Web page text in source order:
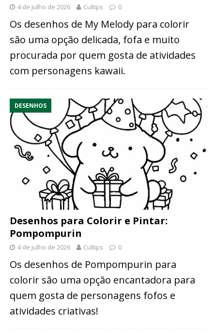
4 de julho de 2026 Cultips 0
Os desenhos de My Melody para colorir
são uma opção delicada, fofa e muito
procurada por quem gosta de atividades
com personagens kawaii.
DESENHOS
Desenhos para Colorir e Pintar:
Pompompurin
4 de julho de 2026 Cultips 0
Os desenhos de Pompompurin para
colorir são uma opção encantadora para
quem gosta de personagens fofos e
atividades criativas!